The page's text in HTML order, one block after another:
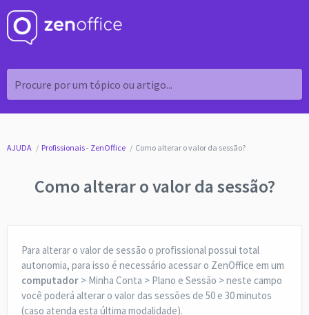
Procure por um tópico ou artigo...
AJUDA Profissionais - ZenOffice Como alterar o valor da sessão?
Como alterar o valor da sessão?
Para alterar o valor de sessão o profissional possui total
autonomia, para isso é necessário acessar o ZenOffice em um
computador > Minha Conta > Plano e Sessão > neste campo
você poderá alterar o valor das sessões de 50 e 30 minutos
(caso atenda esta última modalidade).